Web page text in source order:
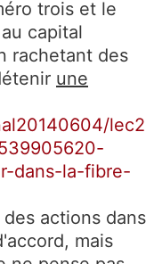
trois et le
capital
rachetant des
une
lec2
dans-la-fibre-
actions dans
mais